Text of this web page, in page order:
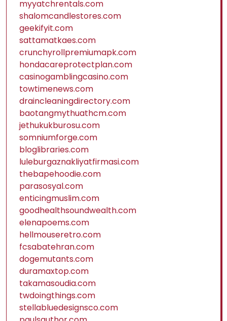
myyatchrentals.com
shalomcandlestores.com
geekifyit.com
sattamatkaes.com
crunchyrollpremiumapk.com
hondacareprotectplan.com
casinogamblingcasino.com
towtimenews.com
draincleaningdirectory.com
baotangmythuathcm.com
jethukukburosu.com
somniumforge.com
bloglibraries.com
luleburgaznakliyatfirmasi.com
thebapehoodie.com
parasosyal.com
enticingmuslim.com
goodhealthsoundwealth.com
elenapoems.com
hellmouseretro.com
fcsabatehran.com
dogemutants.com
duramaxtop.com
takamasoudia.com
twdoingthings.com
stellabluedesignsco.com